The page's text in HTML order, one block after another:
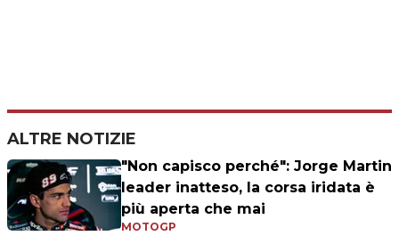
ALTRE NOTIZIE
"Non capisco perché": Jorge Martin
leader inatteso, la corsa iridata è
più aperta che mai
MOTOGP